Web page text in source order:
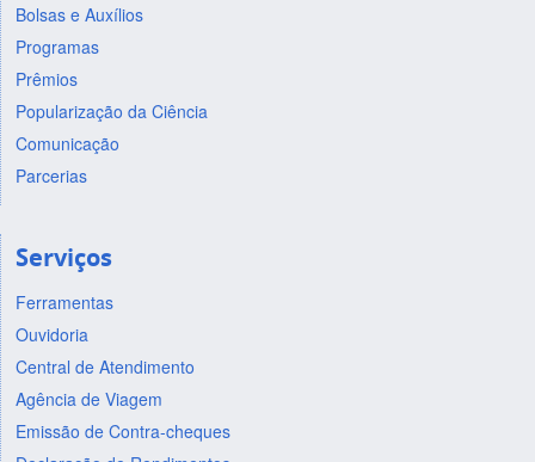
Bolsas e Auxílios
Programas
Prêmios
Popularização da Ciência
Comunicação
Parcerias
Serviços
Ferramentas
Ouvidoria
Central de Atendimento
Agência de Viagem
Emissão de Contra-cheques